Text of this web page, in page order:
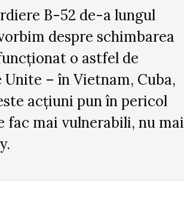
B-52 de-a lungul
despre schimbarea
o astfel de
– în Vietnam, Cuba,
acțiuni pun în pericol
fac mai vulnerabili, nu mai